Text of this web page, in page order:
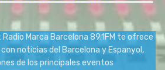
Marca Barcelona 89.1FM te ofrece
noticias del Barcelona y Espanyol,
de los principales eventos